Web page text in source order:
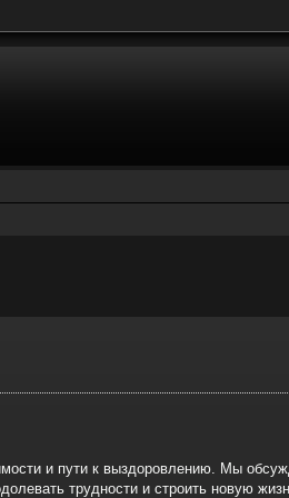
и пути к выздоровлению. Мы
трудности и строить новую